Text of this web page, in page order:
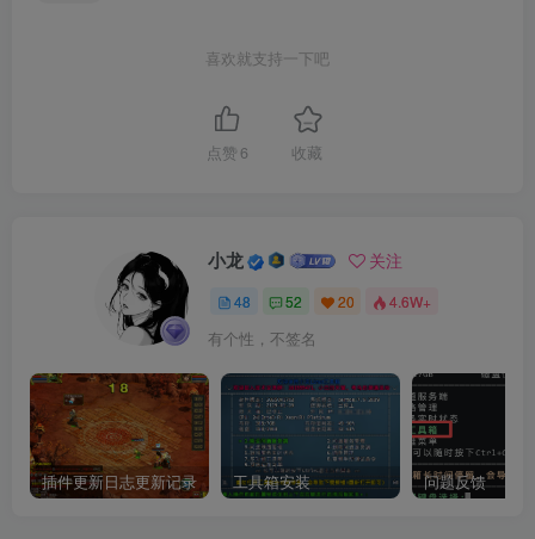
喜欢就支持一下吧
点赞 6 收藏
小龙 关注
48 52 20 4.6W+
有个性，不签名
插件更新日志更新记录 工具箱安装 问题反馈